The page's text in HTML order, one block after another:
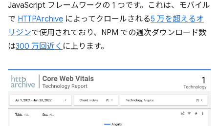
JavaScript フレームワークの 1 つです。これは、モバイル
で HTTPArchive によってクロールされる5 万を超えるオ
リジンで使用されており、NPM での週次ダウンロード数
は300 万回近く に上ります。